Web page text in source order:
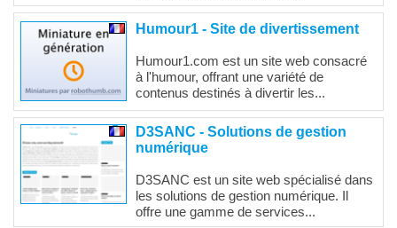
Humour1 - Site de divertissement
Humour1.com est un site web consacré
à l'humour, offrant une variété de
contenus destinés à divertir les...
D3SANC - Solutions de gestion
numérique
D3SANC est un site web spécialisé dans
les solutions de gestion numérique. Il
offre une gamme de services...